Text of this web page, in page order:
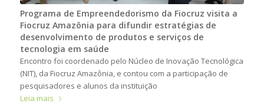
Programa de Empreendedorismo da Fiocruz visita a
Fiocruz Amazônia para difundir estratégias de
desenvolvimento de produtos e serviços de
tecnologia em saúde
Encontro foi coordenado pelo Núcleo de Inovação Tecnológica
(NIT), da Fiocruz Amazônia, e contou com a participação de
pesquisadores e alunos da instituição
Leia mais